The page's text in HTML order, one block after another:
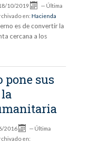
10/2019 — Última
en: Hacienda
es de convertir la
cercana a los
sus
2016 — Última
en: